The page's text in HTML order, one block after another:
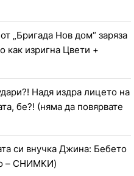
„Бригада Нов дом“ заряза
как изригна Цвети +
Надя издра лицето на
бе?! (няма да повярвате
си внучка Джина: Бебето
– СНИМКИ)